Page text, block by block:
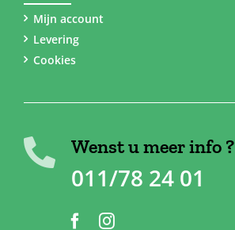
Mijn account
Levering
Cookies
Wenst u meer info ?
011/78 24 01